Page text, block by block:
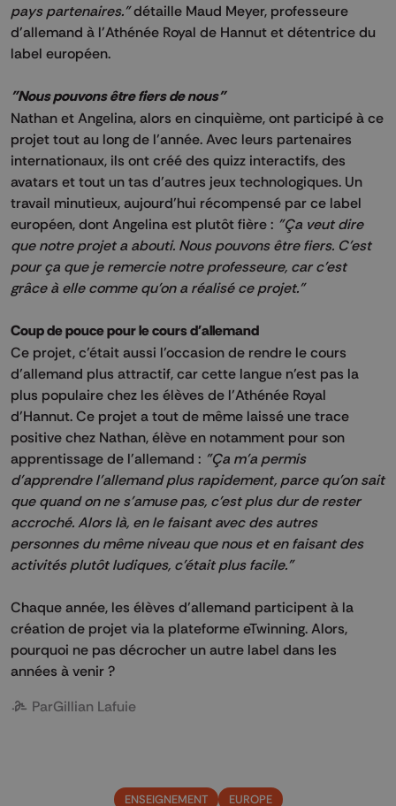
pays partenaires."détaille Maud Meyer, professeure
d'allemand à l'Athénée Royal de Hannut et détentrice du
label européen.
"Nous pouvons être fiers de nous"
Nathan et Angelina, alors en cinquième, ont participé à ce
projet tout au long de l’année. Avec leurs partenaires
internationaux, ils ont créé des quizz interactifs, des
avatars et tout un tas d’autres jeux technologiques. Un
travail minutieux, aujourd’hui récompensé par ce label
européen, dont Angelina est plutôt fière : "Ça veut dire
que notre projet a abouti. Nous pouvons être fiers. C'est
pour ça que je remercie notre professeure, car c'est
grâce à elle comme qu'on a réalisé ce projet."
Coup de pouce pour le cours d'allemand
Ce projet, c’était aussi l’occasion de rendre le cours
d’allemand plus attractif, car cette langue n’est pas la
plus populaire chez les élèves de l’Athénée Royal
d’Hannut. Ce projet a tout de même laissé une trace
positive chez Nathan, élève en notamment pour son
apprentissage de l'allemand : "Ça m'a permis
d'apprendre l'allemand plus rapidement, parce qu'on sait
que quand on ne s'amuse pas, c'est plus dur de rester
accroché. Alors là, en le faisant avec des autres
personnes du même niveau que nous et en faisant des
activités plutôt ludiques, c'était plus facile."
Chaque année, les élèves d’allemand participent à la
création de projet via la plateforme eTwinning. Alors,
pourquoi ne pas décrocher un autre label dans les
années à venir ?
ParGillian Lafuie
ENSEIGNEMENT EUROPE